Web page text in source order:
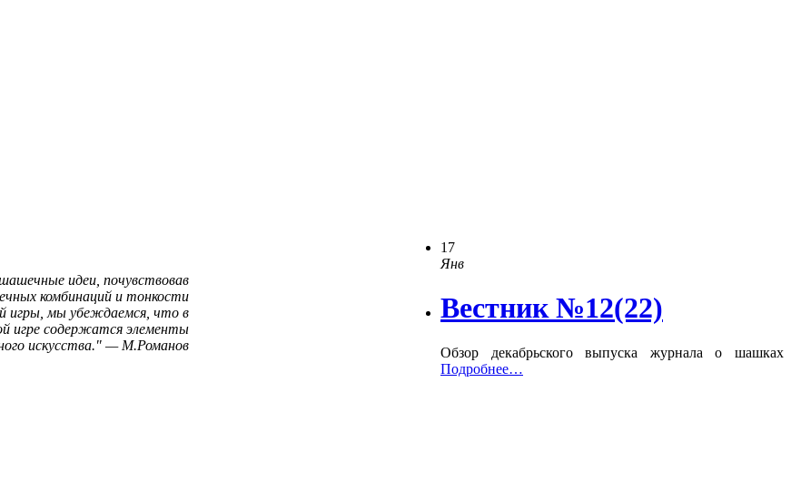
идеи, почувствовав
комбинаций и тонкости
игры, мы убеждаемся, что в
игре содержатся элементы
искусства.
— М.Романов
17
Янв
Вестник №12(22)
Обзор декабрьского выпуска журнала о шашках
Подробнее…